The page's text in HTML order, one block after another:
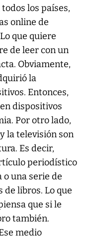
los países,
online de
que quiere
de leer con un
Obviamente,
la
Entonces,
dispositivos
Por otro lado,
la televisión son
Es decir,
periodístico
o una serie de
libros. Lo que
que si le
también.
medio